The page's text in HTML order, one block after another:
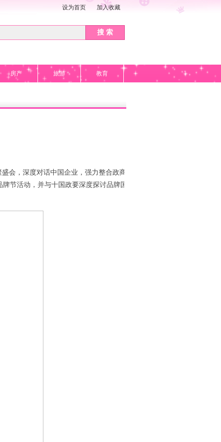
设为首页 加入收藏
搜 索
房产 旅游 教育
会，深度对话中国企业，强力整合政商资
节活动，并与十国政要深度探讨品牌国际